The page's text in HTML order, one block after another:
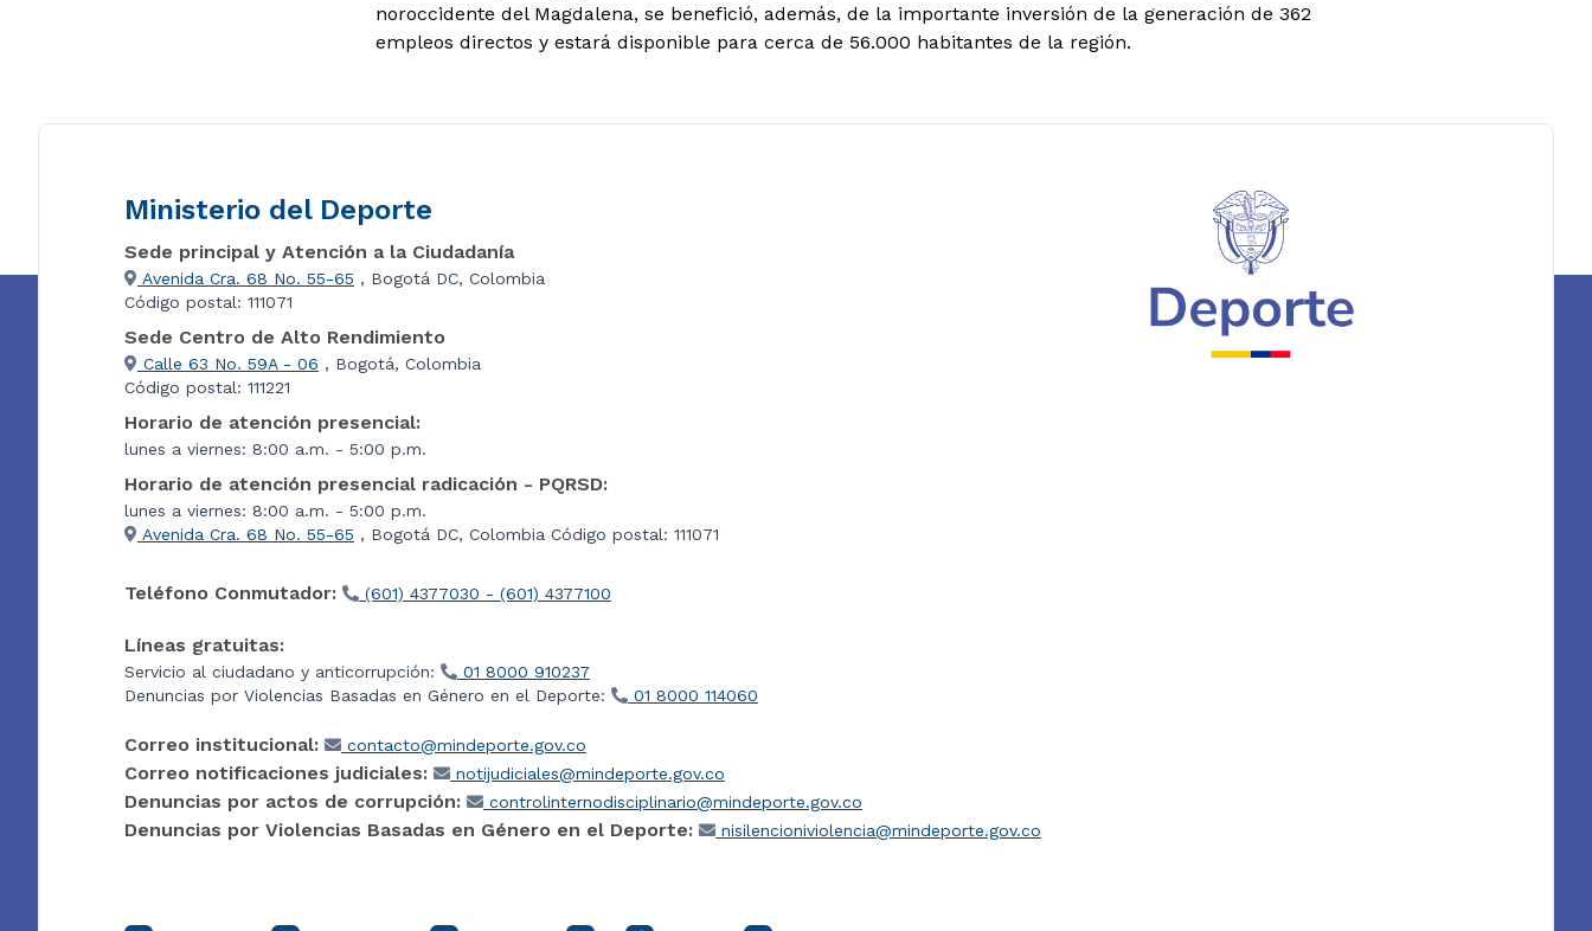
noroccidente del Magdalena, se benefició, además, de la importante inversión de la generación de 362
empleos directos y estará disponible para cerca de 56.000 habitantes de la región.
Ministerio del Deporte
Sede principal y Atención a la Ciudadanía
Avenida Cra. 68 No. 55-65 , Bogotá DC, Colombia
Código postal: 111071
Sede Centro de Alto Rendimiento
Calle 63 No. 59A - 06 , Bogotá, Colombia
Código postal: 111221
Horario de atención presencial:
lunes a viernes: 8:00 a.m. - 5:00 p.m.
Horario de atención presencial radicación - PQRSD:
lunes a viernes: 8:00 a.m. - 5:00 p.m.
Avenida Cra. 68 No. 55-65 , Bogotá DC, Colombia Código postal: 111071
Teléfono Conmutador: (601) 4377030 - (601) 4377100
Líneas gratuitas:
Servicio al ciudadano y anticorrupción:
01 8000 910237
Denuncias por Violencias Basadas en Género en el Deporte:
01 8000 114060
Correo institucional: contacto@mindeporte.gov.co
Correo notificaciones judiciales: notijudiciales@mindeporte.gov.co
Denuncias por actos de corrupción: controlinternodisciplinario@mindeporte.gov.co
Denuncias por Violencias Basadas en Género en el Deporte: nisilencioniviolencia@mindeporte.gov.co